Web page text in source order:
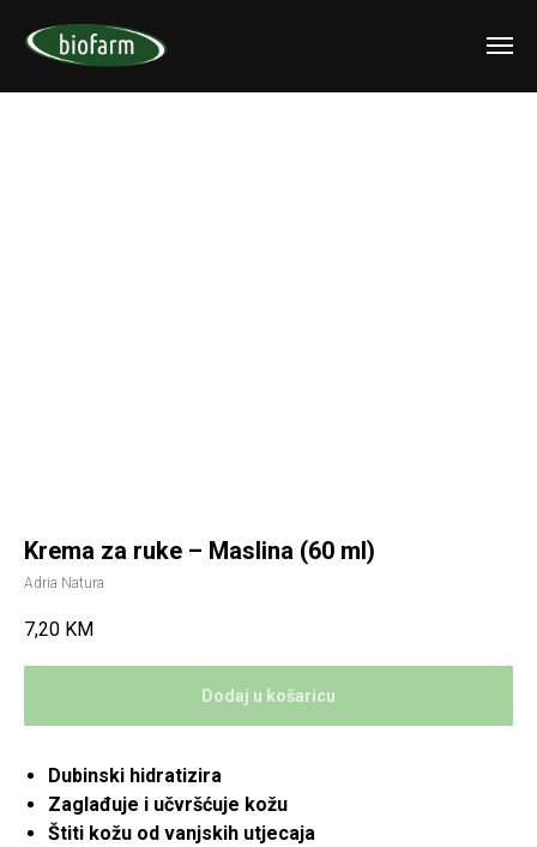
Krema za ruke – Maslina (60 ml)
Adria Natura
7,20 KM
Dodaj u košaricu
Dubinski hidratizira
Zaglađuje i učvršćuje kožu
Štiti kožu od vanjskih utjecaja